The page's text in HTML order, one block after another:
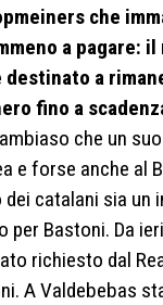
che
a pagare:
a
fino a
che un
e forse anche al
catalani sia un
per Bastoni. Da
richiesto dal
A Valdebebas